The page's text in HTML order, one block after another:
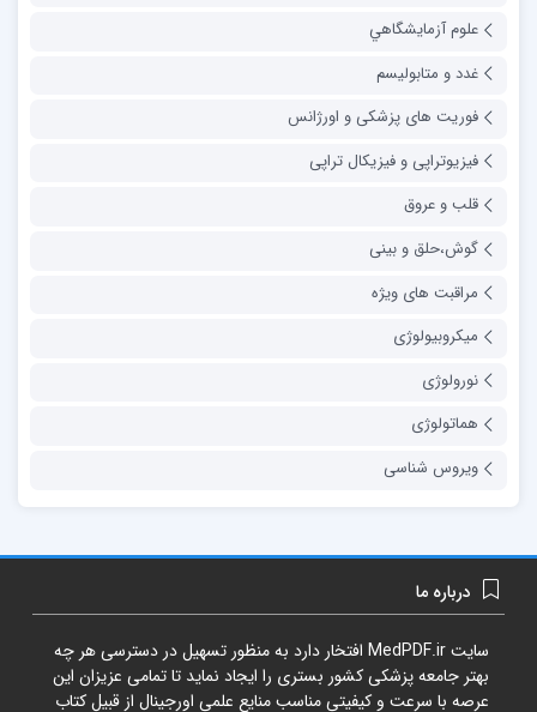
علوم آزمايشگاهي
غدد و متابولیسم
فوریت های پزشکی و اورژانس
فیزیوتراپی و فیزیکال تراپی
قلب و عروق
گوش،حلق و بینی
مراقبت های ویژه
میکروبیولوژی
نورولوژی
هماتولوژی
ویروس شناسی
درباره ما
سایتMedPDF.ir افتخار دارد به منظور تسهیل در دسترسی هر چه
بهتر جامعه پزشکی کشور بستری را ایجاد نماید تا تمامی عزیزان این
عرصه با سرعت و کیفیتی مناسب منایع علمی اورجینال از قبیل کتاب